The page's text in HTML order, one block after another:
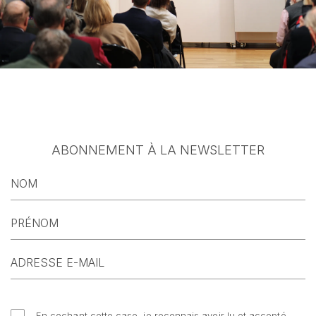
ABONNEMENT À LA NEWSLETTER